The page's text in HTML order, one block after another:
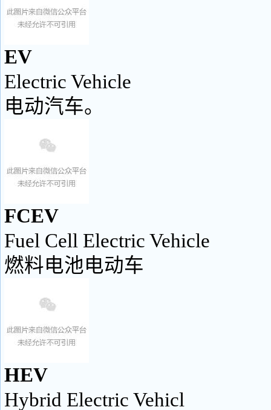
EV
Electric Vehicle
电动汽车。
FCEV
Fuel Cell Electric Vehicle
燃料电池电动车
HEV
Hybrid Electric Vehicl